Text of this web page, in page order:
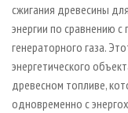
сжигания древесины
энергии по сравнению
генераторного газа.
энергетического
древесном топливе,
одновременно с